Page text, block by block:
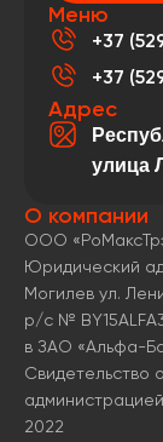
Меню
+37
+37
Адрес
улица
О компании
ООО
Юридический
Могилев ул.
р/с №
в ЗАО «Альфа-
Свидетельство
2022